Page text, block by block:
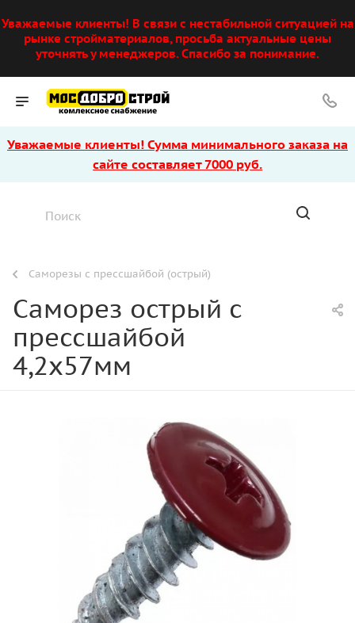
Уважаемые клиенты! В связи с нестабильной ситуацией на
рынке стройматериалов, просьба актуальные цены
уточнять у менеджеров. Спасибо за понимание.
Уважаемые клиенты! Сумма минимального заказа на
сайте составляет 7000 руб.
Саморезы с прессшайбой (острый)
Саморез острый с
прессшайбой
4,2х57мм